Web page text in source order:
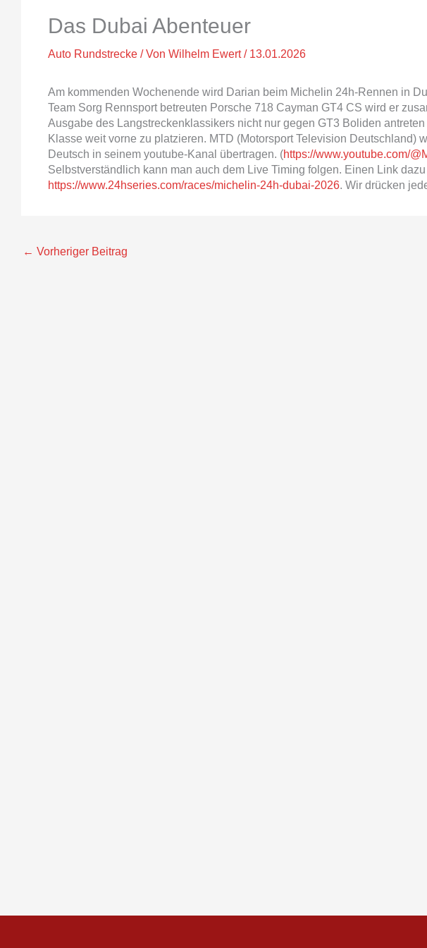
Das Dubai Abenteuer
Auto Rundstrecke / VonWilhelm Ewert/ 13.01.2026
Am kommenden Wochenende wird Darian beim Michelin 24h-Rennen in
Team Sorg Rennsport betreuten Porsche 718 Cayman GT4 CS wird er
Ausgabe des Langstreckenklassikers nicht nur gegen GT3 Boliden
Klasse weit vorne zu platzieren. MTD (Motorsport Television Deutschland)
Deutsch in seinem youtube-Kanal übertragen. (https://www.youtube.com/
Selbstverständlich kann man auch dem Live Timing folgen. Einen Link
https://www.24hseries.com/races/michelin-24h-dubai-2026. Wir drücken
← Vorheriger Beitrag